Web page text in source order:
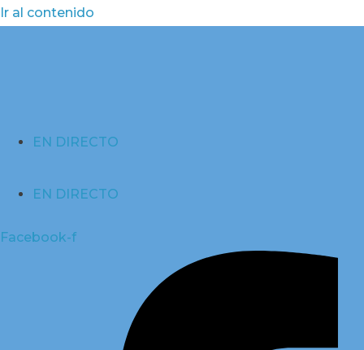
Ir al contenido
EN DIRECTO
EN DIRECTO
Facebook-f